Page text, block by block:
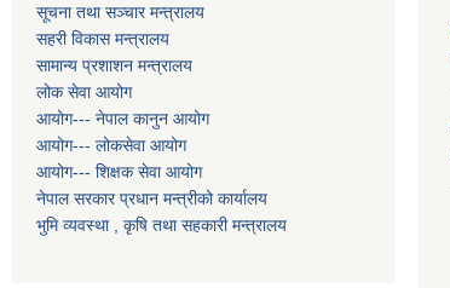
सूचना तथा सञ्चार मन्त्रालय
सहरी विकास मन्त्रालय
सामान्य प्रशाशन मन्त्रालय
लोक सेवा आयोग
आयोग--- नेपाल कानुन आयोग
आयोग--- लोकसेवा आयोग
आयोग--- शिक्षक सेवा आयोग
नेपाल सरकार प्रधान मन्त्रीको कार्यालय
भुमि व्यवस्था , कृषि तथा सहकारी मन्त्रालय